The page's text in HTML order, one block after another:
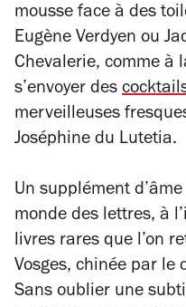
mousse face à des
Eugène Verdyen ou
Chevalerie, comme à
s’envoyer des
merveilleuses
Joséphine du Lutetia.
Un supplément
monde des lettres, à
livres rares que l’on
Vosges, chinée par le
Sans oublier une